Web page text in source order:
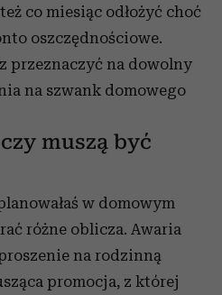
co miesiąc odłożyć choć
oszczędnościowe.
przeznaczyć na dowolny
na szwank domowego
muszą być
w domowym
różne oblicza. Awaria
na rodzinną
promocja, z której